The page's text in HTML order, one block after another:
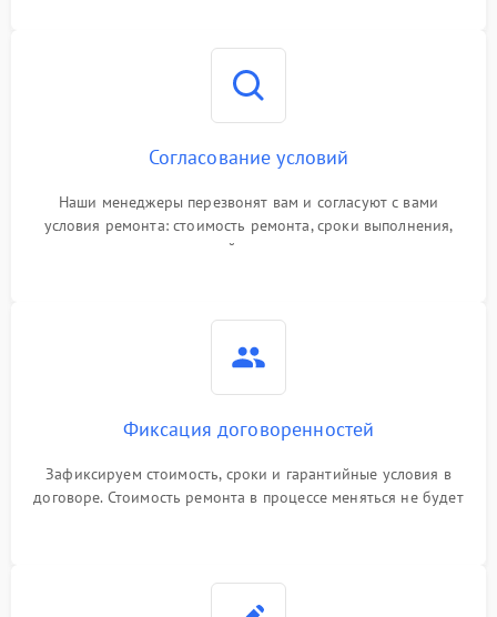
Согласование условий
Наши менеджеры перезвонят вам и согласуют с вами
условия ремонта: стоимость ремонта, сроки выполнения,
гарантийные условия
Фиксация договоренностей
Зафиксируем стоимость, сроки и гарантийные условия в
договоре. Стоимость ремонта в процессе меняться не будет